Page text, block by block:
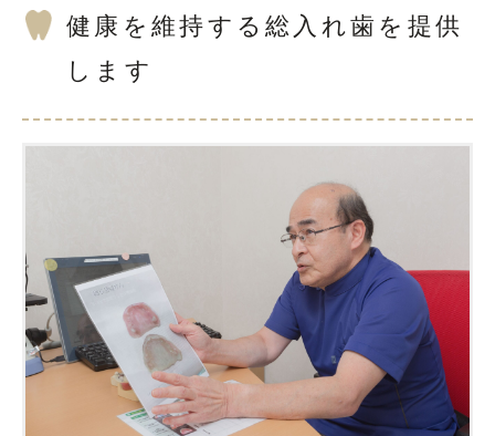
健康を維持する総入れ歯を提供
します